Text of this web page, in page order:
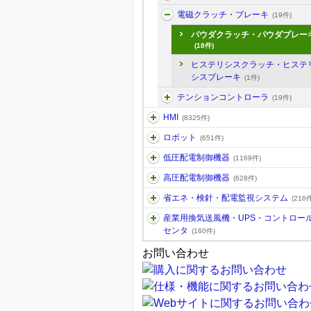
電磁クラッチ・ブレーキ (19件)
パウダクラッチ・パウダブレー
(18件)
ヒステリシスクラッチ・ヒステ
シスブレーキ (1件)
テンションコントローラ (19件)
HMI (8325件)
ロボット (651件)
低圧配電制御機器 (1169件)
高圧配電制御機器 (628件)
省エネ・検針・配電監視システム (216
産業用換気送風機・UPS・コントロー
センタ
(160件)
お問い合わせ